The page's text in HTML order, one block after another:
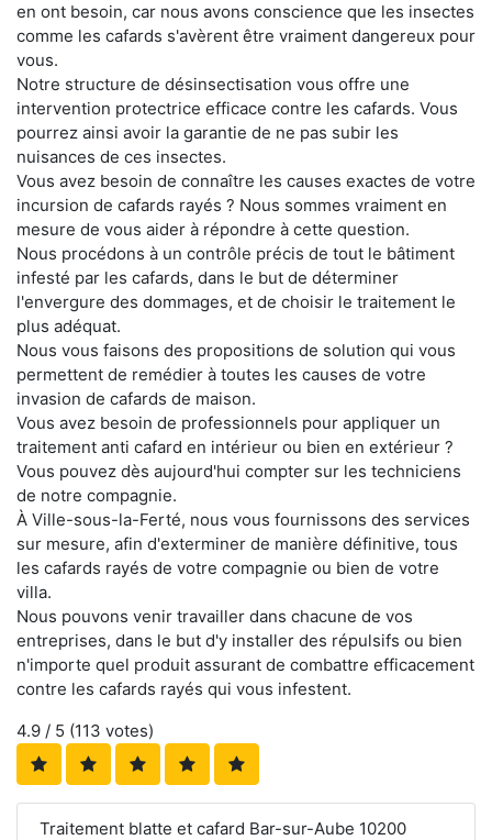
en ont besoin, car nous avons conscience que les insectes
comme les cafards s'avèrent être vraiment dangereux pour
vous.
Notre structure de désinsectisation vous offre une
intervention protectrice efficace contre les cafards. Vous
pourrez ainsi avoir la garantie de ne pas subir les
nuisances de ces insectes.
Vous avez besoin de connaître les causes exactes de votre
incursion de cafards rayés ? Nous sommes vraiment en
mesure de vous aider à répondre à cette question.
Nous procédons à un contrôle précis de tout le bâtiment
infesté par les cafards, dans le but de déterminer
l'envergure des dommages, et de choisir le traitement le
plus adéquat.
Nous vous faisons des propositions de solution qui vous
permettent de remédier à toutes les causes de votre
invasion de cafards de maison.
Vous avez besoin de professionnels pour appliquer un
traitement anti cafard en intérieur ou bien en extérieur ?
Vous pouvez dès aujourd'hui compter sur les techniciens
de notre compagnie.
À Ville-sous-la-Ferté, nous vous fournissons des services
sur mesure, afin d'exterminer de manière définitive, tous
les cafards rayés de votre compagnie ou bien de votre
villa.
Nous pouvons venir travailler dans chacune de vos
entreprises, dans le but d'y installer des répulsifs ou bien
n'importe quel produit assurant de combattre efficacement
contre les cafards rayés qui vous infestent.
4.9 / 5 (113 votes)
Traitement blatte et cafard Bar-sur-Aube 10200